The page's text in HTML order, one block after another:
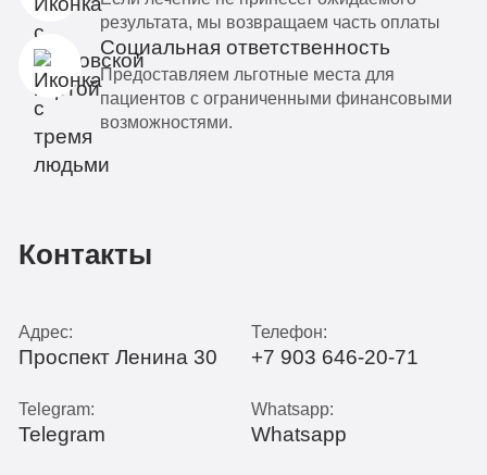
результата, мы возвращаем часть оплаты
Социальная ответственность
Предоставляем льготные места для
пациентов с ограниченными финансовыми
возможностями.
Контакты
Адрес:
Проспект Ленина 30
Телефон:
+7 903 646-20-71
Telegram:
Telegram
Whatsapp:
Whatsapp